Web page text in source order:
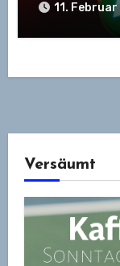
11.
Versäumt